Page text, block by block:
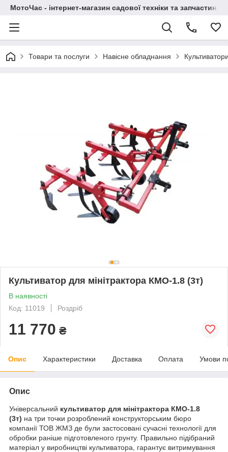
МотоЧас - інтернет-магазин садової техніки та запчастин
Товари та послуги Навісне обладнання
Культиватор для мінітрактора КМО-1.8 (3т)
В наявності
Код: 11019
Роздріб
11 770 ₴
Опис Характеристики Доставка Оплата Умови
Опис
Універсальний культиватор для мінітрактора КМО-1.8
(3т) на три точки розроблений конструкторським бюро
компанії ТОВ ЖМЗ де були застосовані сучасні технології для
обробки раніше підготовленого грунту. Правильно підібраний
матеріал у виробництві культиватора, гарантує витримування